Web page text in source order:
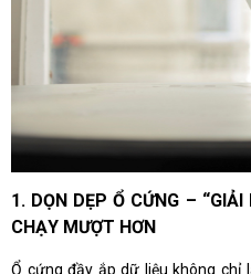
1. DỌN DẸP Ổ CỨNG –
CHẠY MƯỢT HƠN
Ổ cứng đầy ắp dữ liệu không